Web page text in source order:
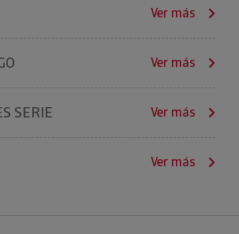
Ver más
Ver más
SERIE Ver más
Ver más